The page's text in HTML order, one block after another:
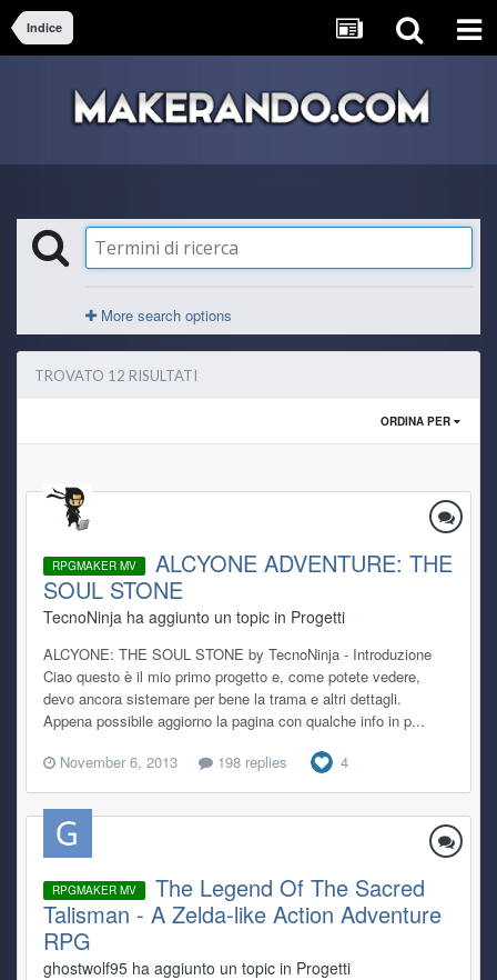
Indice
More search options
TROVATO 12 RISULTATI
ORDINA PER
RPGMAKER MV
ALCYONE ADVENTURE: THE
SOUL STONE
TecnoNinja ha aggiunto un topic in Progetti
ALCYONE: THE SOUL STONE by TecnoNinja - Introduzione
Ciao questo è il mio primo progetto e, come potete vedere,
devo ancora sistemare per bene la trama e altri dettagli.
Appena possibile aggiorno la pagina con qualche info in p...
November 6, 2013
198 replies 4
RPGMAKER MV
The Legend Of The Sacred
Talisman - A Zelda-like Action Adventure
RPG
ghostwolf95 ha aggiunto un topic in Progetti